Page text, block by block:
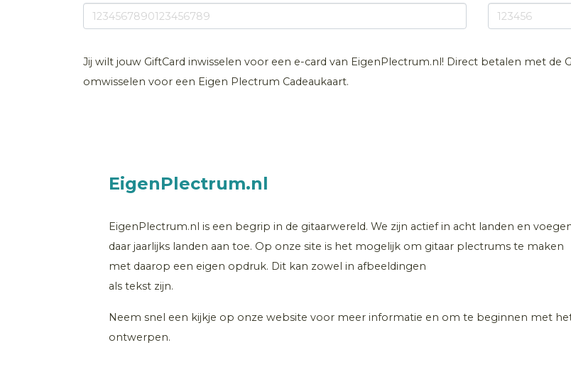
Jij wilt jouw GiftCard inwisselen voor een e-card van EigenPlectrum.nl! Direct betalen met de
omwisselen voor een Eigen Plectrum Cadeaukaart.
EigenPlectrum.nl
EigenPlectrum.nl is een begrip in de gitaarwereld. We zijn actief in acht landen en
daar jaarlijks landen aan toe. Op onze site is het mogelijk om gitaar plectrums te maken
met daarop een eigen opdruk. Dit kan zowel in afbeeldingen
als tekst zijn.
Neem snel een kijkje op onze website voor meer informatie en om te beginnen met
ontwerpen.